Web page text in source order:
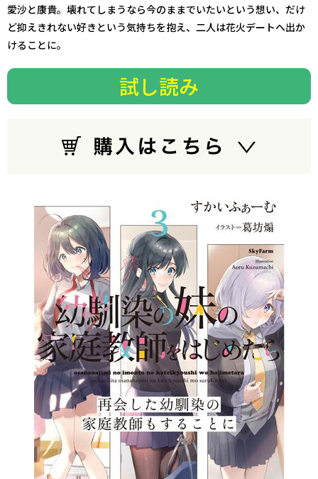
愛沙と康貴。壊れてしまうなら今のままでいたいという想い、だけ
ど抑えきれない好きという気持ちを抱え、二人は花火デートへ出か
けることに。
試し読み